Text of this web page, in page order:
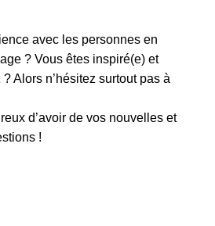
avec les personnes en
? Vous êtes inspiré(e) et
Alors n’hésitez surtout pas à
d’avoir de vos nouvelles et
!